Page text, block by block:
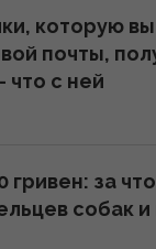
РФ был
средств
защиты
2026
"Пэтриоты":
большой
2026
которую
почты,
с ней
за
собак